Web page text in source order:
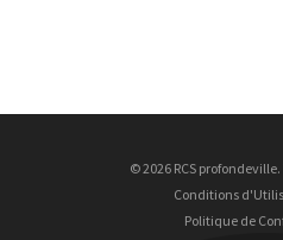
© 2026 RCS
Conditions
Politique de